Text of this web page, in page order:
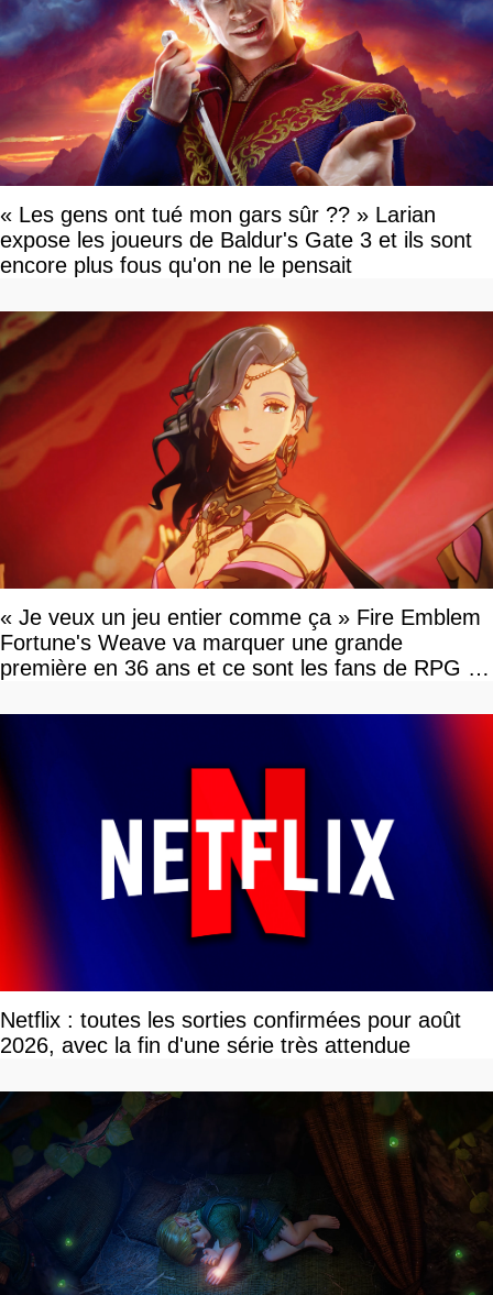
« Les gens ont tué mon gars sûr ?? » Larian
expose les joueurs de Baldur's Gate 3 et ils sont
encore plus fous qu'on ne le pensait
« Je veux un jeu entier comme ça » Fire Emblem
Fortune's Weave va marquer une grande
première en 36 ans et ce sont les fans de RPG en
Netflix : toutes les sorties confirmées pour août
2026, avec la fin d'une série très attendue